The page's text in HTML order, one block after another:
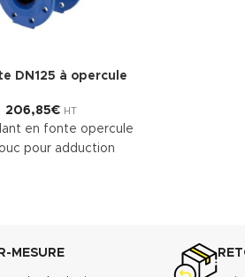
DN125 à opercule
206,85€ HT
en fonte opercule
pour adduction
MESURE